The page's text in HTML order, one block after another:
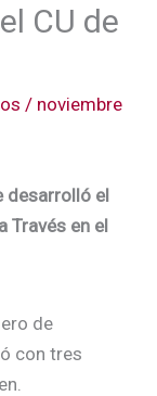
CU de
/ noviembre
desarrolló el
Través en el
de
con tres